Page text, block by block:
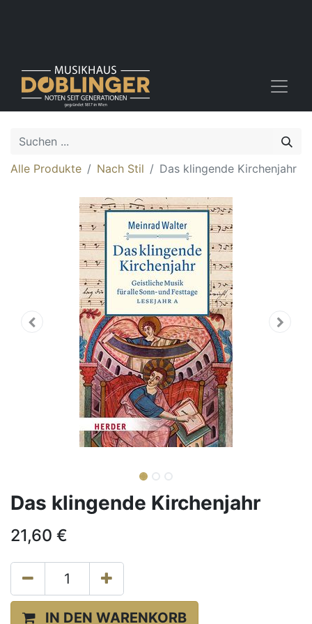
Alle Produkte Nach Stil Das klingende Kirchenjahr
Das klingende Kirchenjahr
21,60 €
IN DEN WARENKORB